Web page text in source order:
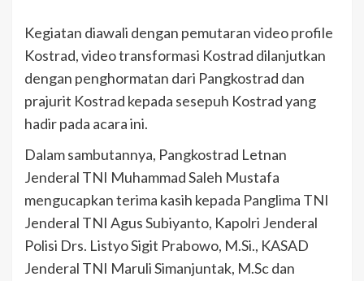
Kegiatan diawali dengan pemutaran video profile
Kostrad, video transformasi Kostrad dilanjutkan
dengan penghormatan dari Pangkostrad dan
prajurit Kostrad kepada sesepuh Kostrad yang
hadir pada acara ini.
Dalam sambutannya, Pangkostrad Letnan
Jenderal TNI Muhammad Saleh Mustafa
mengucapkan terima kasih kepada Panglima TNI
Jenderal TNI Agus Subiyanto, Kapolri Jenderal
Polisi Drs. Listyo Sigit Prabowo, M.Si., KASAD
Jenderal TNI Maruli Simanjuntak, M.Sc dan